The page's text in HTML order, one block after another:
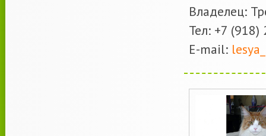
Владелец:
Тел: +7
Е-mail: